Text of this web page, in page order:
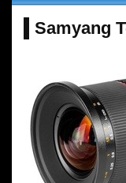
Samyang